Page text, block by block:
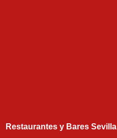
Restaurantes y Bares Sevilla